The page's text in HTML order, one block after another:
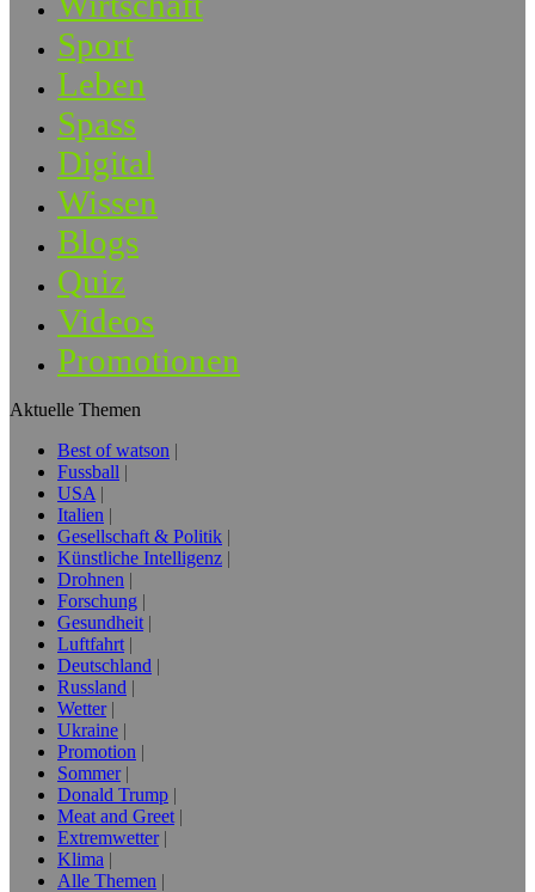
Sport
Leben
Spass
Digital
Wissen
Blogs
Quiz
Videos
Promotionen
Aktuelle Themen
Best of watson
Fussball
USA
Italien
Gesellschaft & Politik
Künstliche Intelligenz
Drohnen
Forschung
Gesundheit
Luftfahrt
Deutschland
Russland
Wetter
Ukraine
Promotion
Sommer
Donald Trump
Meat and Greet
Extremwetter
Klima
Alle Themen